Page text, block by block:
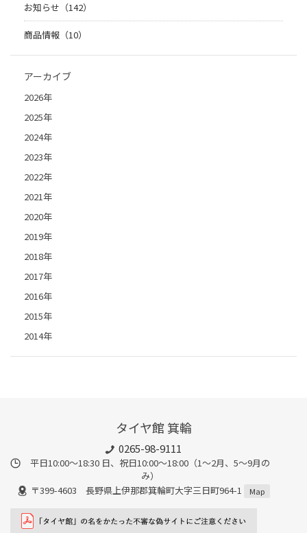
お知らせ（142）
商品情報（10）
アーカイブ
2026年
2025年
2024年
2023年
2022年
2021年
2020年
2019年
2018年
2017年
2016年
2015年
2014年
タイヤ館 箕輪
0265-98-9111
平日10:00～18:30 日、祝日10:00～18:00（1～2月、5～9月の
み）
〒399-4603 長野県上伊那郡箕輪町大字三日町964-1
Map